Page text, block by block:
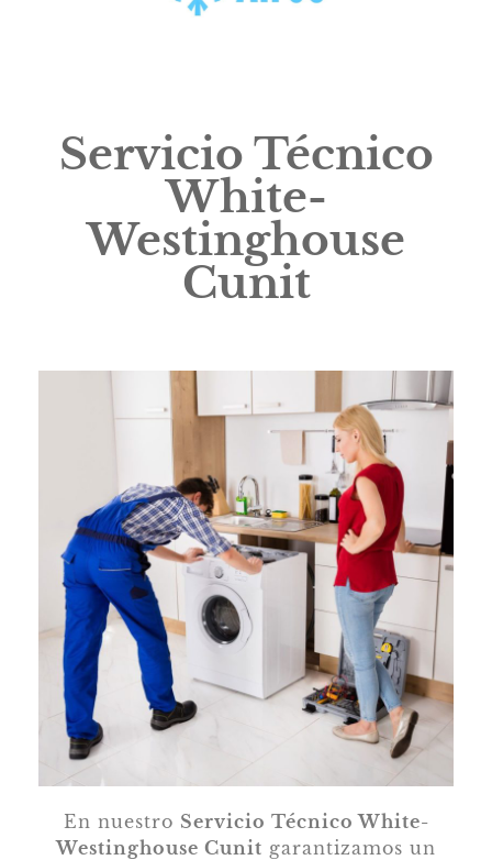
Servicio Técnico
White-
Westinghouse
Cunit
En nuestro Servicio Técnico White-
Westinghouse Cunit garantizamos un